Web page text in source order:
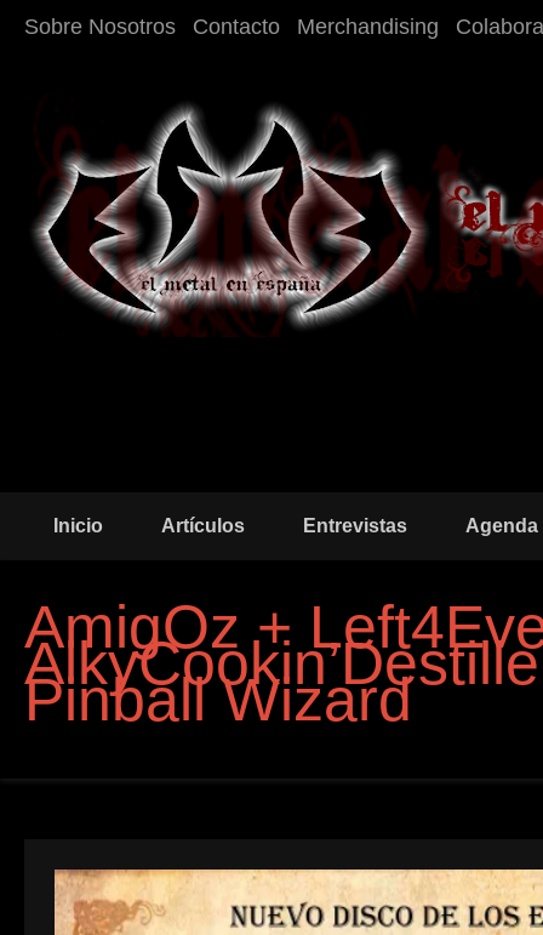
Sobre Nosotros Contacto Merchandising
Inicio Artículos Entrevistas Agenda
AmigOz +
Pinball Wizard